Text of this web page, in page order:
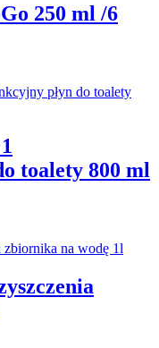
250 ml /6
toalety 800 ml